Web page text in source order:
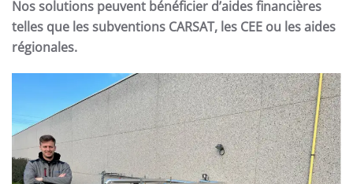
Nos solutions peuvent bénéficier d’aides financières
telles que les subventions CARSAT, les CEE ou les aides
régionales.